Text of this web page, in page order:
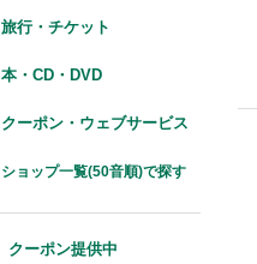
旅行・チケット
本・CD・DVD
クーポン・ウェブサービス
ショップ一覧(50音順)で探す
クーポン提供中